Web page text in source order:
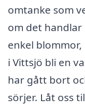
omtanke som
om det
enkel
i Vittsjö bli en
har gått bort
sörjer. Låt oss